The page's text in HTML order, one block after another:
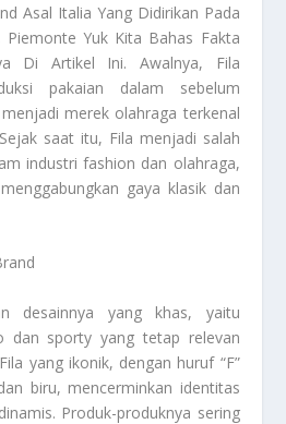
Asal Italia Yang Didirikan Pada
Yuk Kita Bahas Fakta
Di Artikel Ini. Awalnya, Fila
pakaian dalam sebelum
merek olahraga terkenal
saat itu, Fila menjadi salah
industri fashion dan olahraga,
gaya klasik dan
desainnya yang khas, yaitu
dan sporty yang tetap relevan
yang ikonik, dengan huruf “F”
biru, mencerminkan identitas
Produk-produknya sering